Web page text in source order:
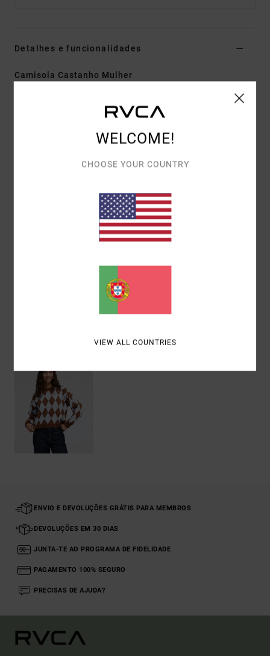
Detalhes e funcionalidades
Camisola Castanho Mulher
11% poliéster, 6% lã
gola redonda
[Tecido principal] 53% Poliéster, 39% Acrílico,
5% Wool, 3% Elastano
Envio& Devoluciones
ENVIO E DEVOLUÇÕES GRÁTIS PARA MEMBROS
DEVOLUÇÕES EM 30 DIAS
JUNTA-TE AO PROGRAMA DE FIDELIDADE
PAGAMENTO 100% SEGURO
PRECISAS DE AJUDA?
WELCOME!
CHOOSE YOUR COUNTRY
VIEW ALL COUNTRIES